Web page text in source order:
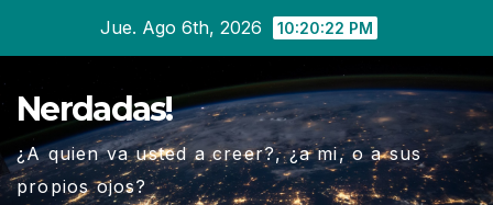
contenido
Jue. Ago 6th, 2026 10:20:24 PM
Nerdadas!
¿A quien va usted a creer?, ¿a mi, o a sus
propios ojos?